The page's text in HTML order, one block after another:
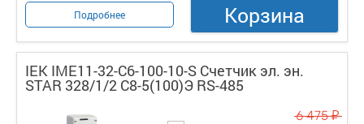
Подробнее Корзина
IEK IME11-32-C6-100-10-S Счетчик эл. эн.
STAR 328/1/2 С8-5(100)Э RS-485
6 475у